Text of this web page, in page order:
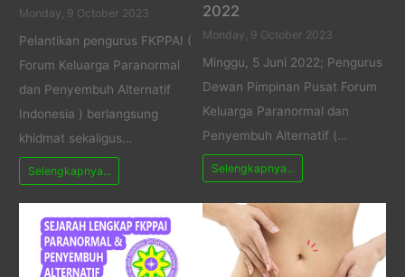
Monday, 9 October 2023
Pelantikan pengurus FKPPAI (
Forum Keluarga Paranormal
dan Penyembuh Alternatif
Indonesia ) berlangsung
khidmat sekaligus…
Selengkapnya...
2022
Monday, 9 October 2023
Minggu, 5 Juni 2022; Pengurus
Dewan Pimpinan Pusat Forum
Keluarga Paranormal dan
Penyembuh Alternatif (…
Selengkapnya...